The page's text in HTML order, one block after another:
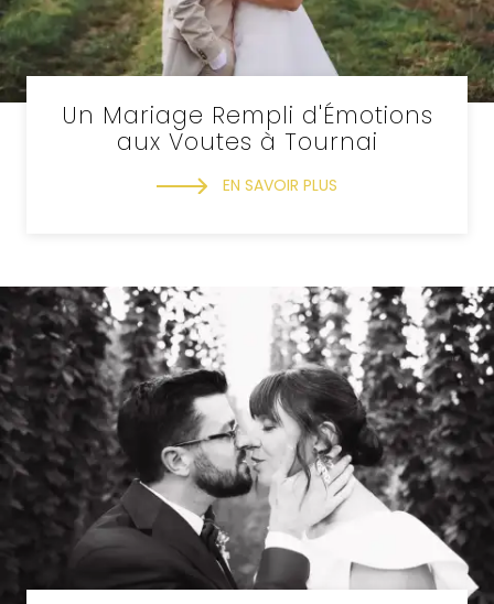
Un Mariage Rempli d'Émotions
aux Voutes à Tournai
EN SAVOIR PLUS